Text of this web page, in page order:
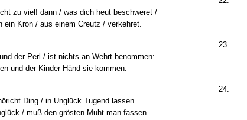
zu viel! dann / was dich heut beschweret /
ein Kron / aus einem Creutz / verkehret.
23.
der Perl / ist nichts an Wehrt benommen:
und der Kinder Händ sie kommen.
24.
Ding / in Unglück Tugend lassen.
/ muß den grösten Muht man fassen.